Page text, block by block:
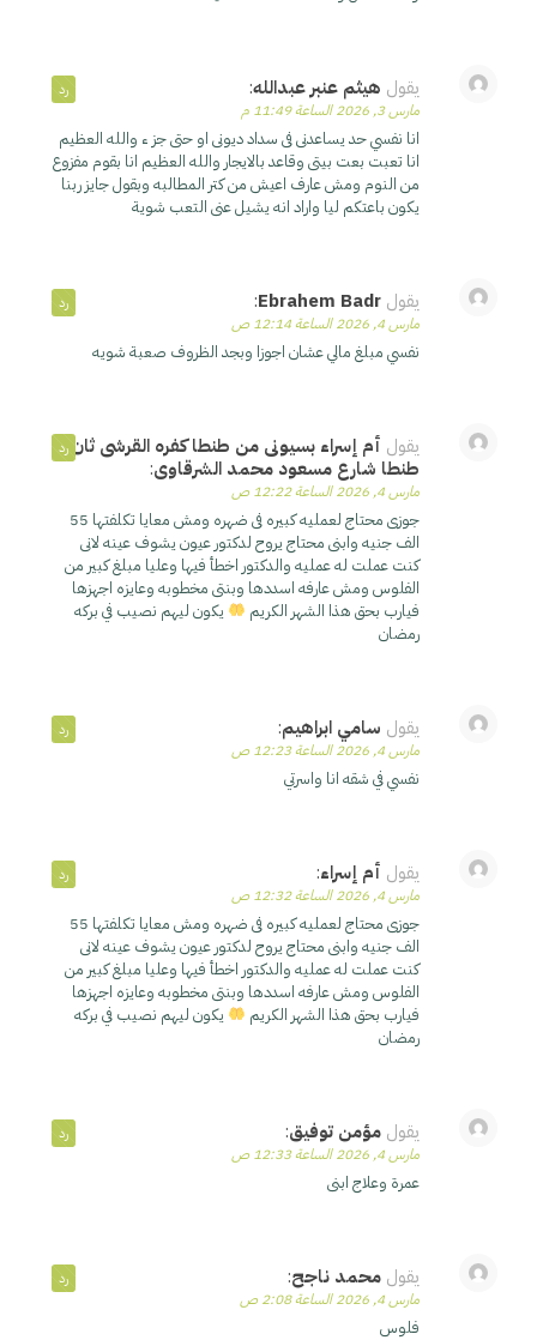
يقول هيثم عنبر عبدالله:
مارس 3, 2026 الساعة 11:49 م
انا نفسي حد يساعدنى فى سداد ديونى او حتى جز ء والله العظيم
انا تعبت بعت بيتى وقاعد بالايجار والله العظيم انا بقوم مفزوع
من النوم ومش عارف اعيش من كتر المطالبه وبقول جايز ربنا
يكون باعتكم ليا واراد انه يشيل عنى التعب شوية
رد
يقول Ebrahem Badr
:
مارس 4, 2026 الساعة 12:14 ص
نفسي مبلغ مالي عشان اجوزا وبجد الظروف صعبة شويه
رد
يقول أم إسراء بسيونى من طنطا كفره القرشى ثان
طنطا شارع مسعود محمد الشرقاوى:
مارس 4, 2026 الساعة 12:22 ص
جوزى محتاج لعمليه كبيره فى ضهره ومش معايا تكلفتها 55
الف جنيه وابنى محتاج يروح لدكتور عيون يشوف عينه لانى
كنت عملت له عمليه والدكتور اخطأ فيها وعليا مبلغ كبير من
الفلوس ومش عارفه اسددها وبنتى مخطوبه وعايزه اجهزها
فيارب بحق هذا الشهر الكريم
يكون ليهم نصيب في بركه
رمضان
رد
يقول سامي ابراهيم:
مارس 4, 2026 الساعة 12:23 ص
نفسي في شقه انا واسرتي
رد
يقول أم إسراء:
مارس 4, 2026 الساعة 12:32 ص
جوزى محتاج لعمليه كبيره فى ضهره ومش معايا تكلفتها 55
الف جنيه وابنى محتاج يروح لدكتور عيون يشوف عينه لانى
كنت عملت له عمليه والدكتور اخطأ فيها وعليا مبلغ كبير من
الفلوس ومش عارفه اسددها وبنتى مخطوبه وعايزه اجهزها
فيارب بحق هذا الشهر الكريم
يكون ليهم نصيب في بركه
رمضان
رد
يقول مؤمن توفيق:
مارس 4, 2026 الساعة 12:33 ص
عمرة وعلاج ابنى
رد
يقول محمد ناجح:
مارس 4, 2026 الساعة 2:08 ص
فلوس
رد